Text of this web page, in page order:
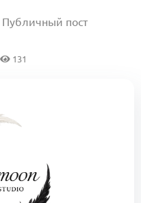
Публичный пост
131